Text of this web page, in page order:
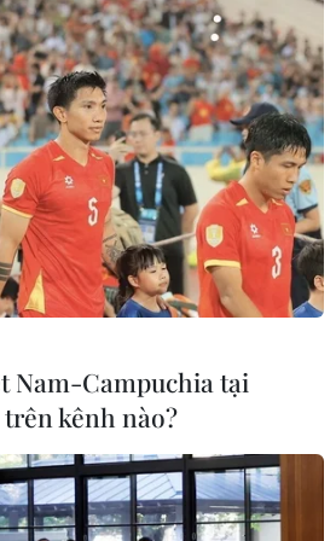
dự báo dư luận xã hội; chủ
cấp thông tin định hướng
(TTXVN/Vietnam+)
Nam-Campuchia tại
trên kênh nào?